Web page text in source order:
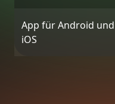
App für Android und
iOS